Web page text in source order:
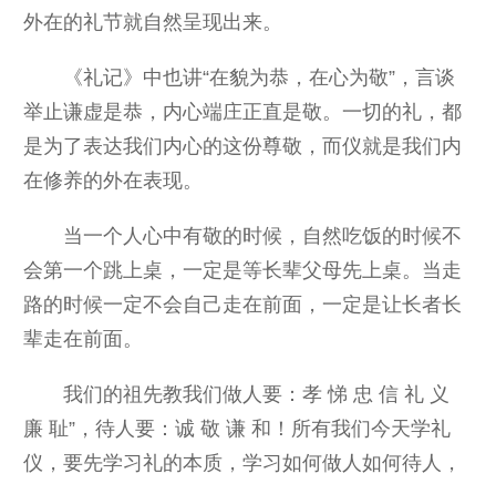
外在的礼节就自然呈现出来。
《礼记》中也讲“在貌为恭，在心为敬”，言谈
举止谦虚是恭，内心端庄正直是敬。一切的礼，都
是为了表达我们内心的这份尊敬，而仪就是我们内
在修养的外在表现。
当一个人心中有敬的时候，自然吃饭的时候不
会第一个跳上桌，一定是等长辈父母先上桌。当走
路的时候一定不会自己走在前面，一定是让长者长
辈走在前面。
我们的祖先教我们做人要：孝 悌 忠 信 礼 义
廉 耻”，待人要：诚 敬 谦 和！所有我们今天学礼
仪，要先学习礼的本质，学习如何做人如何待人，